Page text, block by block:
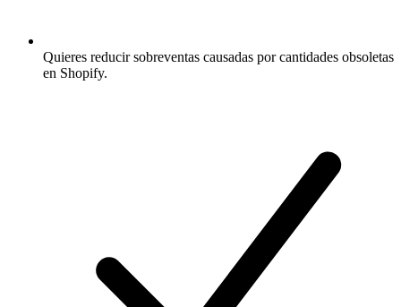
Quieres reducir sobreventas causadas por cantidades obsoletas
en Shopify.